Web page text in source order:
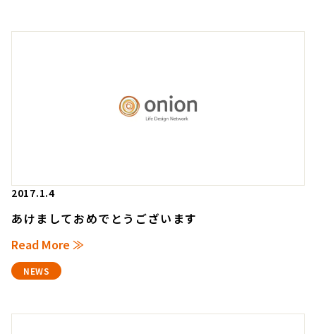
2017.1.4
あけましておめでとうございます
Read More ≫
NEWS